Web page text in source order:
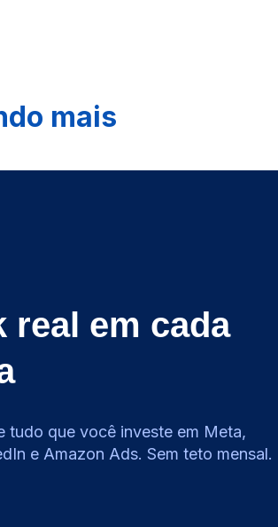
mais
real em cada
tudo que você investe em Meta,
e Amazon Ads. Sem teto mensal.